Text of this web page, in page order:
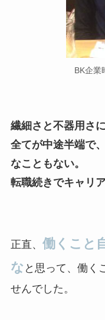
BK企業
繊細さと不器用さ
全てが中途半端で
なこともない。
転職続きでキャリア
正直、 働くこと
な と思って、働く
せんでした。